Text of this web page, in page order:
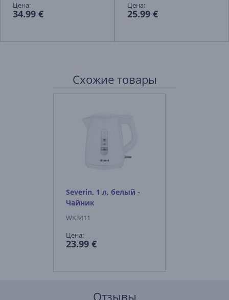
Цена:
34.99 €
Цена:
25.99 €
Схожие товары
Severin, 1 л, белый -
Чайник
WK3411
Цена:
23.99 €
Отзывы